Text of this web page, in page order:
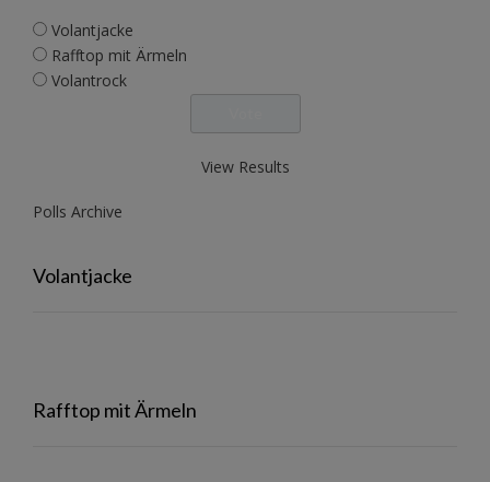
Volantjacke
Rafftop mit Ärmeln
Volantrock
View Results
Polls Archive
Volantjacke
Rafftop mit Ärmeln